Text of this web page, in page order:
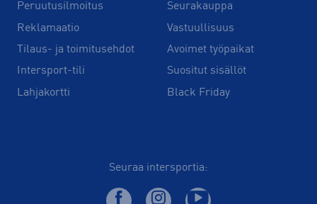
Peruutusilmoitus
Reklamaatio
Tilaus- ja toimitusehdot
Intersport-tili
Lahjakortti
Seurakauppa
Vastuullisuus
Avoimet työpaikat
Suositut sisällöt
Black Friday
Seuraa intersportia: